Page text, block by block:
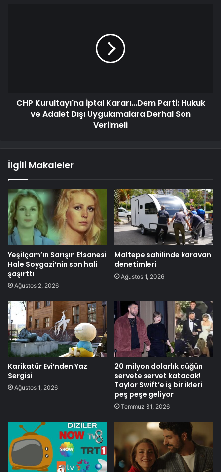
CHP Kurultayı'na İptal Kararı...Dem Parti: Hukuk
ve Adalet Dışı Uygulamalara Derhal Son
Verilmeli
İlgili Makaleler
Yeşilçam’ın Sarışın Efsanesi
Hale Soygazi’nin son hali
şaşırttı
Ağustos 2, 2026
Maltepe sahilinde karavan
denetimleri
Ağustos 1, 2026
Karikatür Evi’nden Yaz
Sergisi
Ağustos 1, 2026
20 milyon dolarlık düğün
servete servet katacak!
Taylor Swift’e iş birlikleri
peş peşe geliyor
Temmuz 31, 2026